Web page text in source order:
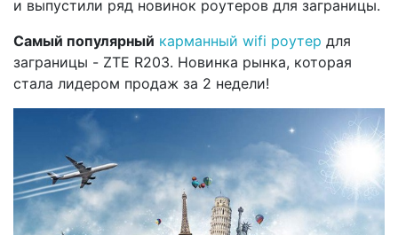
и выпустили ряд новинок роутеров для заграницы.
Самый популярный карманный wifi роутер для
заграницы - ZTE R203. Новинка рынка, которая
стала лидером продаж за 2 недели!